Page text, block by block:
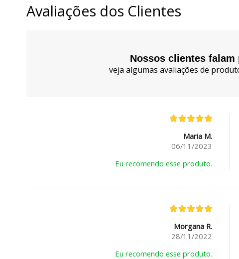
Avaliações dos Clientes
Nossos clientes falam
veja algumas avaliações de
Maria M.
06/11/2023
Eu recomendo esse produto.
Morgana R.
28/11/2022
Eu recomendo esse produto.